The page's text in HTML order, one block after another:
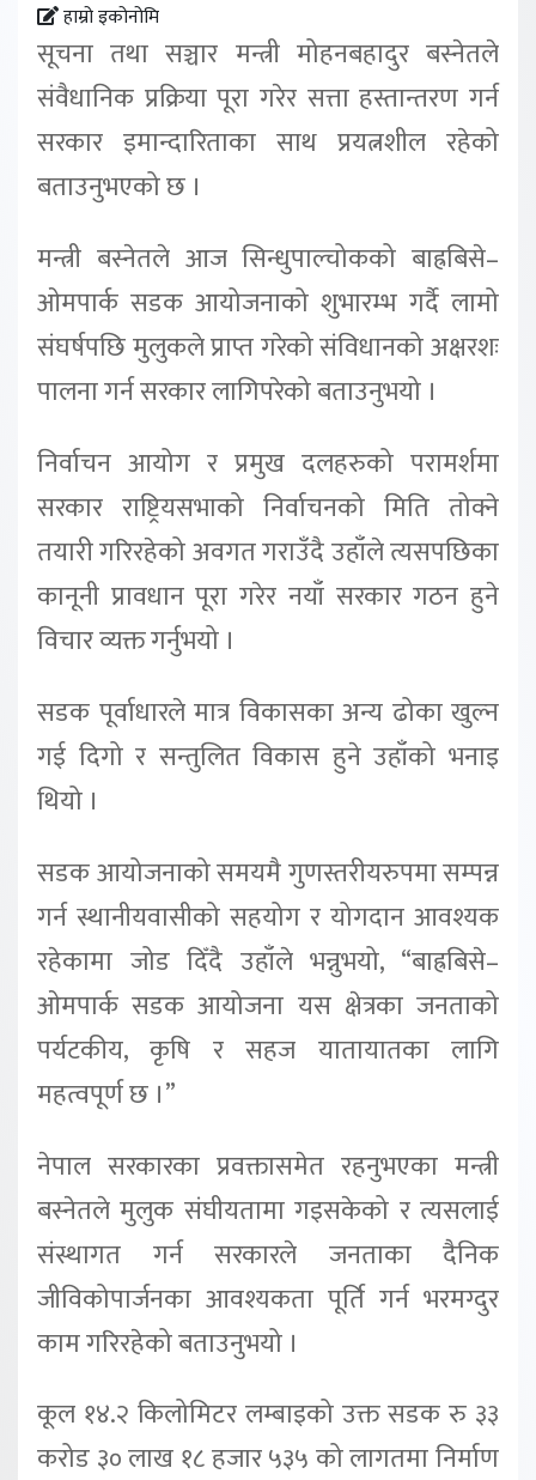
हाम्रो इकोनोमि
सूचना तथा सञ्चार मन्त्री मोहनबहादुर बस्नेतले
संवैधानिक प्रक्रिया पूरा गरेर सत्ता हस्तान्तरण गर्न
सरकार इमान्दारिताका साथ प्रयत्नशील रहेको
बताउनुभएको छ ।
मन्त्री बस्नेतले आज सिन्धुपाल्चोकको बाह्रबिसे–
ओमपार्क सडक आयोजनाको शुभारम्भ गर्दै लामो
संघर्षपछि मुलुकले प्राप्त गरेको संविधानको अक्षरशः
पालना गर्न सरकार लागिपरेको बताउनुभयो ।
निर्वाचन आयोग र प्रमुख दलहरुको परामर्शमा
सरकार राष्ट्रियसभाको निर्वाचनको मिति तोक्ने
तयारी गरिरहेको अवगत गराउँदै उहाँले त्यसपछिका
कानूनी प्रावधान पूरा गरेर नयाँ सरकार गठन हुने
विचार व्यक्त गर्नुभयो ।
सडक पूर्वाधारले मात्र विकासका अन्य ढोका खुल्न
गई दिगो र सन्तुलित विकास हुने उहाँको भनाइ
थियो ।
सडक आयोजनाको समयमै गुणस्तरीयरुपमा सम्पन्न
गर्न स्थानीयवासीको सहयोग र योगदान आवश्यक
रहेकामा जोड दिँदै उहाँले भन्नुभयो, “बाह्रबिसे–
ओमपार्क सडक आयोजना यस क्षेत्रका जनताको
पर्यटकीय, कृषि र सहज यातायातका लागि
महत्वपूर्ण छ ।”
नेपाल सरकारका प्रवक्तासमेत रहनुभएका मन्त्री
बस्नेतले मुलुक संघीयतामा गइसकेको र त्यसलाई
संस्थागत गर्न सरकारले जनताका दैनिक
जीविकोपार्जनका आवश्यकता पूर्ति गर्न भरमग्दुर
काम गरिरहेको बताउनुभयो ।
कूल १४.२ किलोमिटर लम्बाइको उक्त सडक रु ३३
करोड ३० लाख १८ हजार ५३५ को लागतमा निर्माण